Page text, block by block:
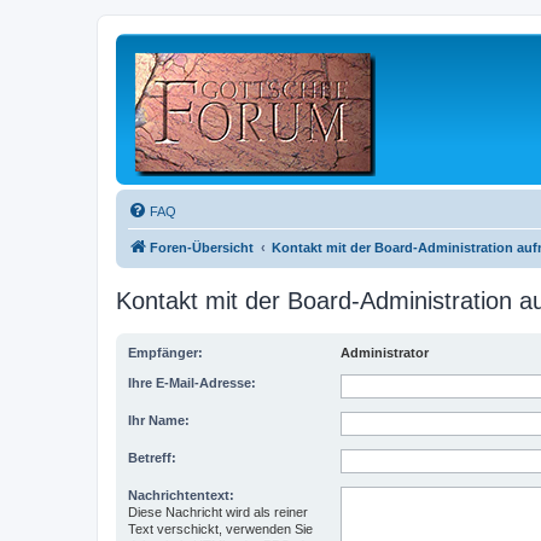
FAQ
Foren-Übersicht Kontakt mit der Board-Administration
Kontakt mit der Board-Administration
Empfänger: Administrator
Ihre E-Mail-Adresse:
Ihr Name:
Betreff:
Nachrichtentext:
Diese Nachricht wird als reiner
Text verschickt, verwenden Sie